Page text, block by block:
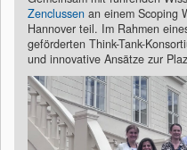
Zenclussen an einem Scoping
Hannover teil. Im Rahmen
geförderten Think-Tank-
und innovative Ansätze zur